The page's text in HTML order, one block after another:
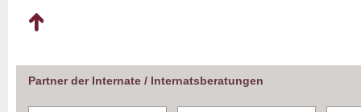
Partner der Internate / Internatsberatungen